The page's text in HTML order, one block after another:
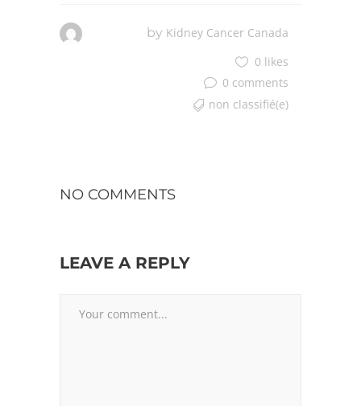
by Kidney Cancer Canada
0 likes
0 comments
non classifié(e)
NO COMMENTS
LEAVE A REPLY